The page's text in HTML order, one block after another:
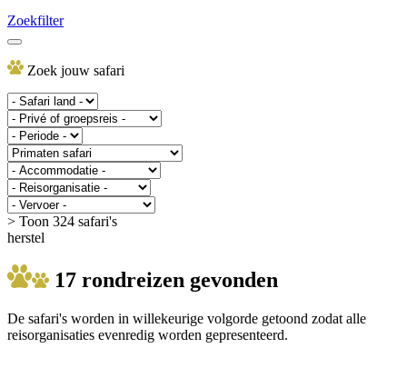
Zoekfilter
Zoek jouw safari
> Toon 324 safari's
herstel
17 rondreizen gevonden
De safari's worden in willekeurige volgorde getoond zodat alle
reisorganisaties evenredig worden gepresenteerd.